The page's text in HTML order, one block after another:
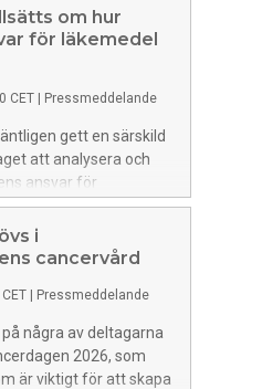
för läkemedel kan
Segergren,
för
2026.
om hur
för läkemedel
CET Pressmeddelande
gett en särskild
att analysera och
ansvar för
ska utökas,
välkomnar en rejäl
i
cancervård
Pressmeddelande
några av deltagarna
2026, som
är viktigt för att skapa